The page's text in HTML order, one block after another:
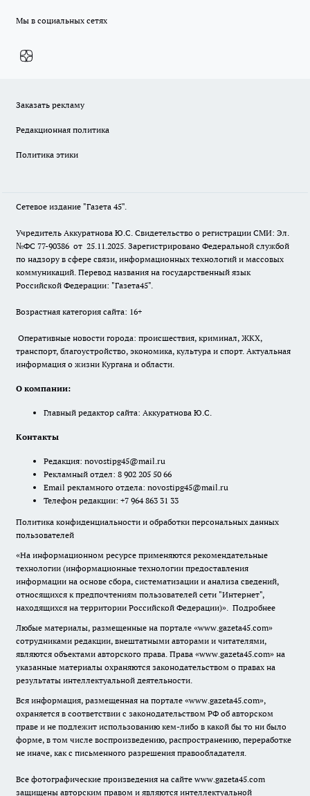
Мы в социальных сетях
Заказать рекламу
Редакционная политика
Политика этики
Сетевое издание "Газета 45".
Учредитель Аккуратнова Ю.С. Свидетельство о регистрации СМИ: Эл.
№ФС 77-90386 от 25.11.2025. Зарегистрировано Федеральной службой
по надзору в сфере связи, информационных технологий и массовых
коммуникаций. Перевод названия на государственный язык
Российской Федерации: "Газета45".
Возрастная категория сайта: 16+
Оперативные новости города: происшествия, криминал, ЖКХ,
транспорт, благоустройство, экономика, культура и спорт. Актуальная
информация о жизни Кургана и области.
О компании:
Главный редактор сайта: Аккуратнова Ю.С.
Контакты
Редакция: novostipg45@mail.ru
Рекламный отдел: 8 902 205 50 66
Email рекламного отдела: novostipg45@mail.ru
Телефон редакции: +7 964 863 31 33
Политика конфиденциальности и обработки персональных данных
пользователей
«На информационном ресурсе применяются рекомендательные
технологии (информационные технологии предоставления
информации на основе сбора, систематизации и анализа сведений,
относящихся к предпочтениям пользователей сети "Интернет",
находящихся на территории Российской Федерации)». Подробнее
Любые материалы, размещенные на портале «www.gazeta45.com»
сотрудниками редакции, внештатными авторами и читателями,
являются объектами авторского права. Права «www.gazeta45.com» на
указанные материалы охраняются законодательством о правах на
результаты интеллектуальной деятельности.
Вся информация, размещенная на портале «www.gazeta45.com»,
охраняется в соответствии с законодательством РФ об авторском
праве и не подлежит использованию кем-либо в какой бы то ни было
форме, в том числе воспроизведению, распространению, переработке
не иначе, как с письменного разрешения правообладателя.
Все фотографические произведения на сайте www.gazeta45.com
защищены авторским правом и являются интеллектуальной